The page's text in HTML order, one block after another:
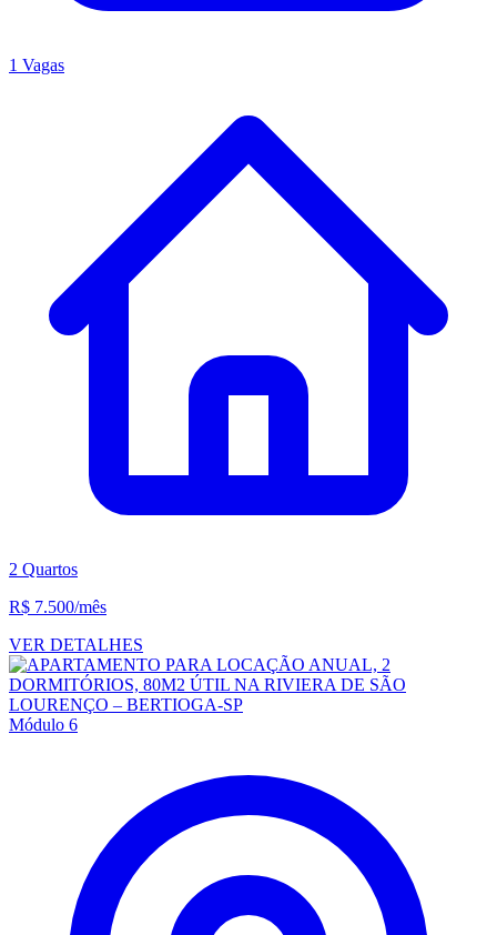
1 Vagas
2 Quartos
R$ 7.500/mês
VER DETALHES
Módulo 6